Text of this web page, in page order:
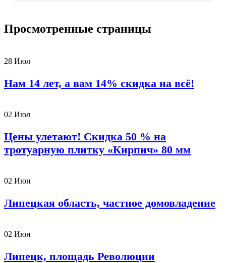
Просмотренные страницы
28 Июл
Нам 14 лет, а вам 14% скидка на всё!
02 Июл
Цены улетают! Скидка 50 % на
тротуарную плитку «Кирпич» 80 мм
02 Июн
Липецкая область, частное домовладение
02 Июн
Липецк, площадь Революции